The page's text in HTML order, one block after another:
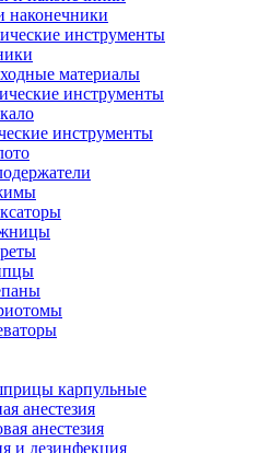
наконечники
инструменты
материалы
инструменты
инструменты
карпульные
анестезия
анестезия